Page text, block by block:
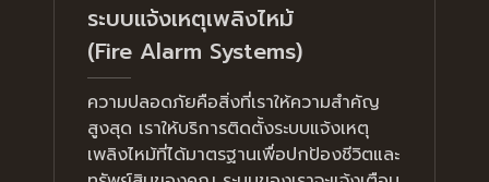
ระบบแจ้งเหตุเพลิงไหม้
(Fire Alarm Systems)
ความปลอดภัยคือสิ่งที่เราให้ความสำคัญ
สูงสุด เราให้บริการติดตั้งระบบแจ้งเหตุ
เพลิงไหม้ที่ได้มาตรฐานเพื่อปกป้องชีวิตและ